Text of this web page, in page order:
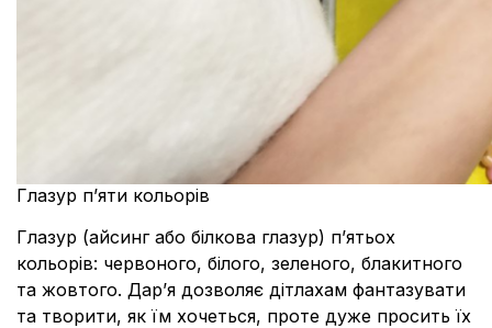
Глазур пʼяти кольорів
Глазур (айсинг або білкова глазур) п’ятьох
кольорів: червоного, білого, зеленого, блакитного
та жовтого. Дар’я дозволяє дітлахам фантазувати
та творити, як їм хочеться, проте дуже просить їх